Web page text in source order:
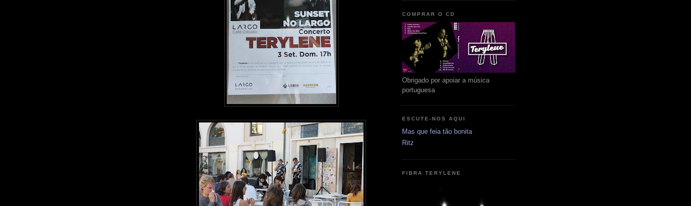
COMPRAR O CD
Obrigado por apoiar a música
portuguesa
ESCUTE-NOS AQUI
Mas que feia tão bonita
Ritz
FIBRA TERYLENE